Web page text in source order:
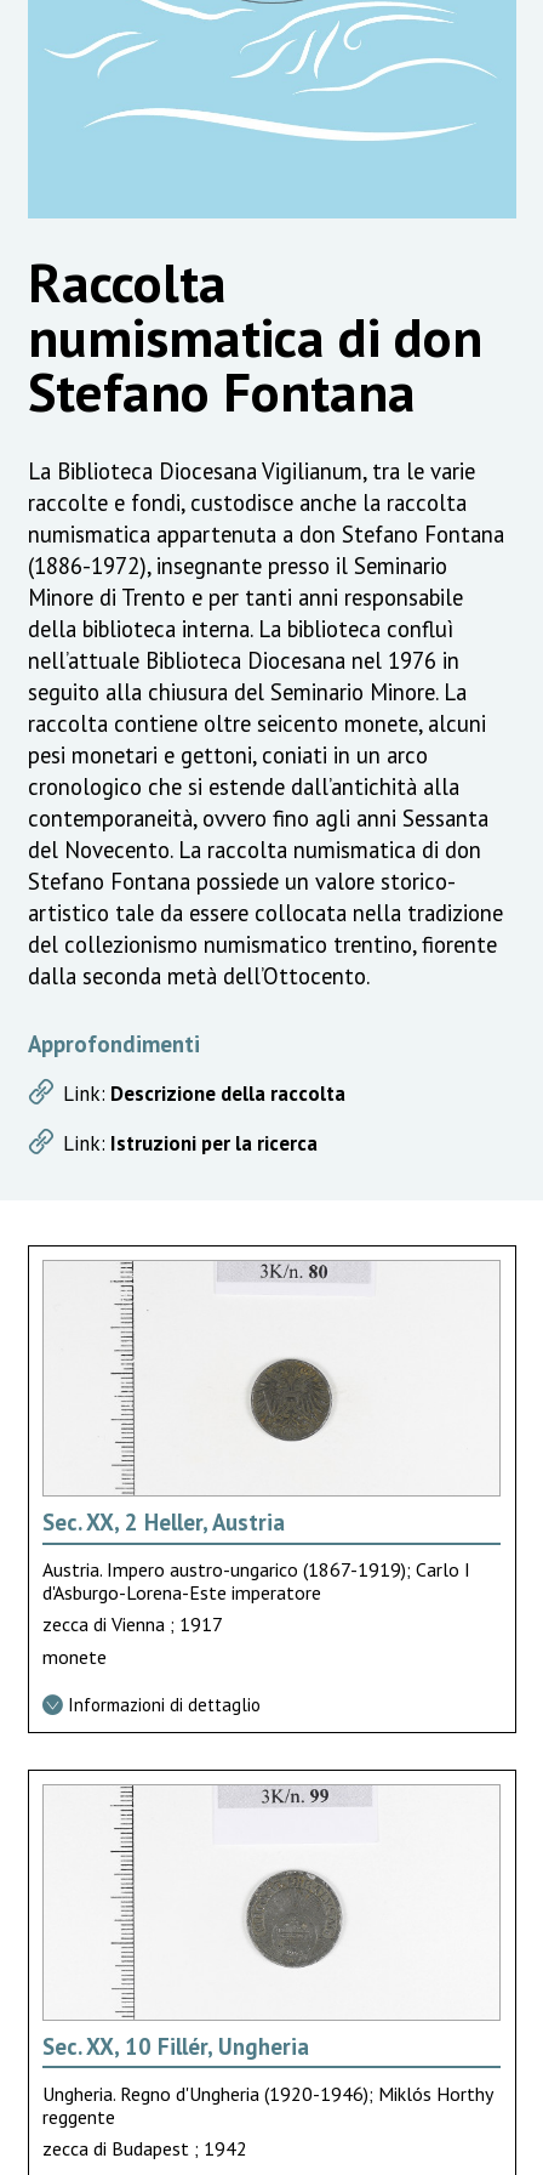
Raccolta
numismatica di don
Stefano Fontana
La Biblioteca Diocesana Vigilianum, tra le varie
raccolte e fondi, custodisce anche la raccolta
numismatica appartenuta a don Stefano Fontana
(1886-1972), insegnante presso il Seminario
Minore di Trento e per tanti anni responsabile
della biblioteca interna. La biblioteca confluì
nell’attuale Biblioteca Diocesana nel 1976 in
seguito alla chiusura del Seminario Minore. La
raccolta contiene oltre seicento monete, alcuni
pesi monetari e gettoni, coniati in un arco
cronologico che si estende dall’antichità alla
contemporaneità, ovvero fino agli anni Sessanta
del Novecento. La raccolta numismatica di don
Stefano Fontana possiede un valore storico-
artistico tale da essere collocata nella tradizione
del collezionismo numismatico trentino, fiorente
dalla seconda metà dell’Ottocento.
Approfondimenti
Link: Descrizione della raccolta
Link: Istruzioni per la ricerca
Sec. XX, 2 Heller, Austria
Austria. Impero austro-ungarico (1867-1919); Carlo I
d'Asburgo-Lorena-Este imperatore
zecca di Vienna ; 1917
monete
Informazioni di dettaglio
Sec. XX, 10 Fillér, Ungheria
Ungheria. Regno d'Ungheria (1920-1946); Miklós Horthy
reggente
zecca di Budapest ; 1942